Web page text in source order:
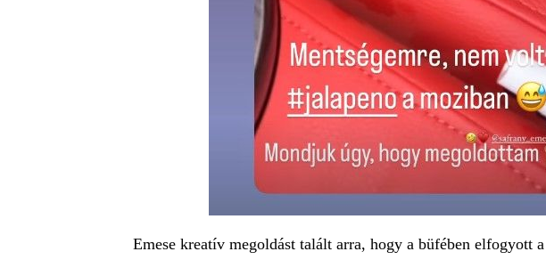
Emese kreatív megoldást talált arra, hogy a büfében elfogyott